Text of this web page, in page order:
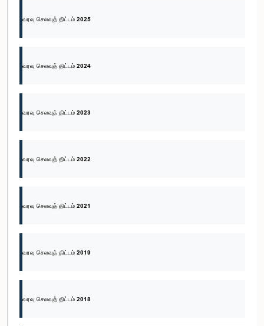
வரவு செலவுத் திட்டம் 2025
வரவு செலவுத் திட்டம் 2024
வரவு செலவுத் திட்டம் 2023
வரவு செலவுத் திட்டம் 2022
வரவு செலவுத் திட்டம் 2021
வரவு செலவுத் திட்டம் 2019
வரவு செலவுத் திட்டம் 2018